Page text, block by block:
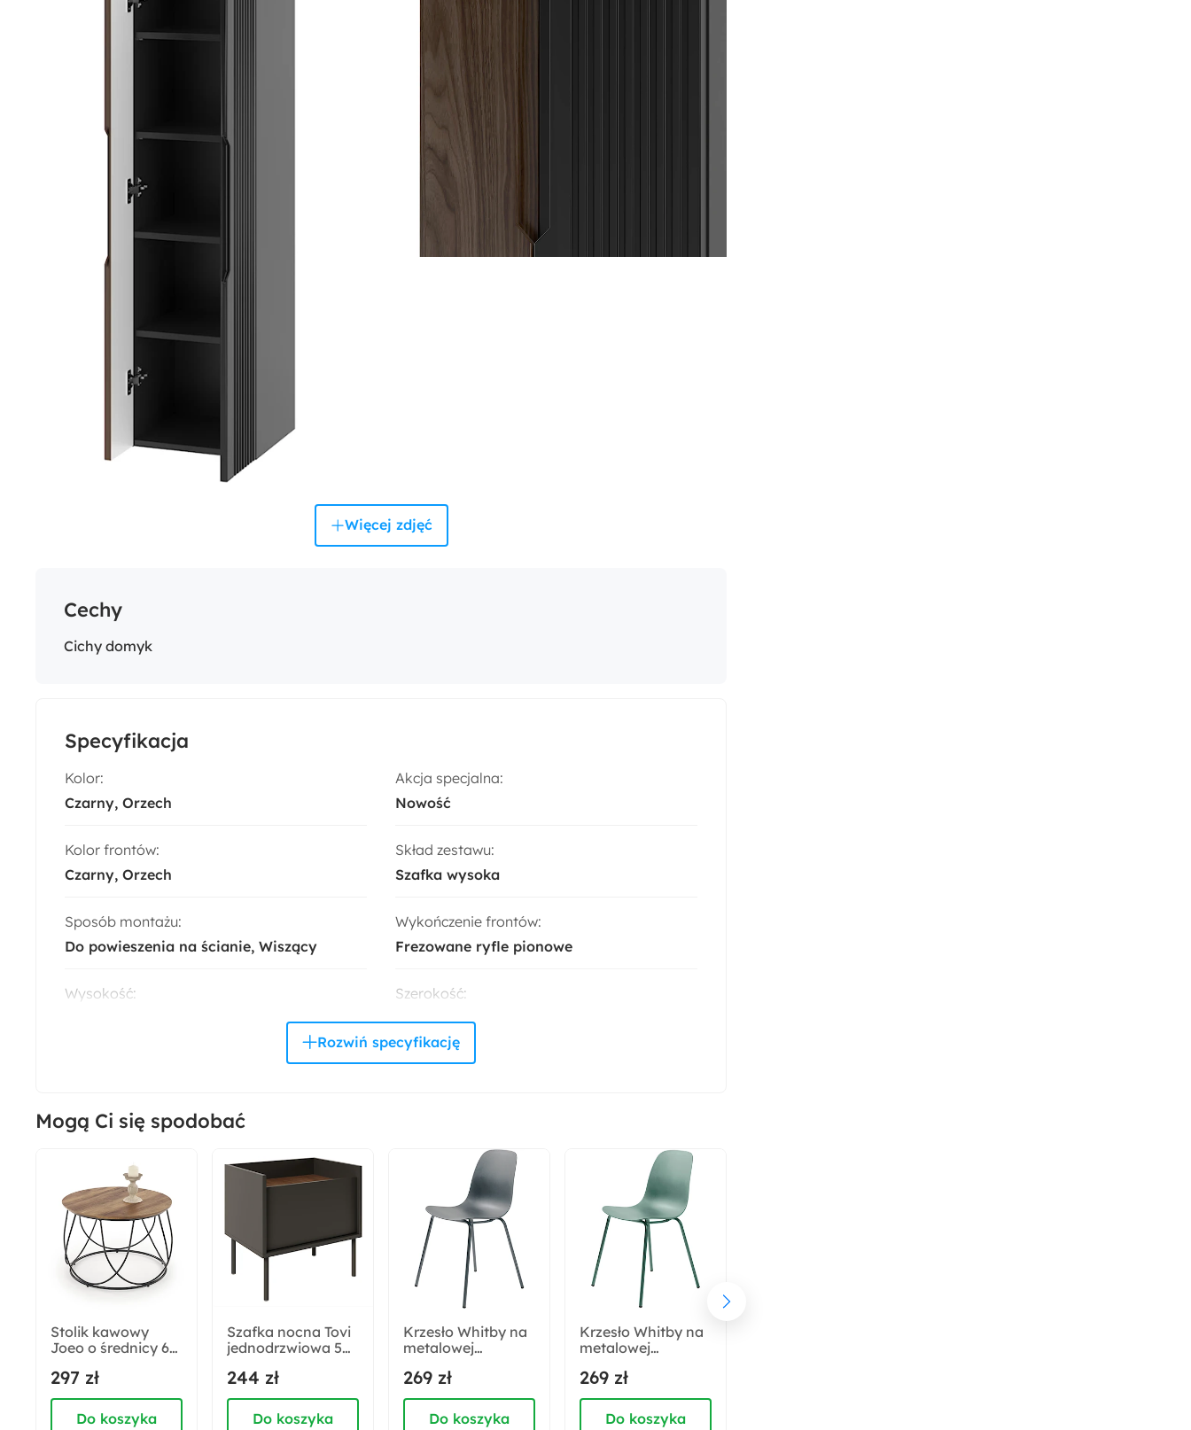
Więcej zdjęć
Cechy
Cichy domyk
Specyfikacja
Kolor:
Czarny Orzech
Akcja specjalna:
Nowość
Kolor frontów:
Czarny Orzech
Skład zestawu:
Szafka wysoka
Sposób montażu:
Do powieszenia na ścianie Wiszący
Wykończenie frontów:
Frezowane ryfle pionowe
Wysokość:
Szerokość:
35 cm
Liczba sztuk w zestawie:
Styl:
Nowoczesny
U12007 MP Czarny grafit
R30061 LN Real Walnut
Montaż:
Do samodzielnego montażu
Pomieszczenie:
Łazienka
Dostępne oświetlenie:
Nie
Umywalka:
Nie
Długość:
32 cm
Rodzaj:
Wiszący
Mogą Ci się spodobać
Stolik kawowy
Joeo o średnicy 60
podstawa
297 zł
Do koszyka
Szafka nocna Tovi
jednodrzwiowa 50
wisconsin
244 zł
Do koszyka
Krzesło Whitby na
metalowej
269 zł
Do koszyka
Krzesło Whitby na
metalowej
269 zł
Do koszyka